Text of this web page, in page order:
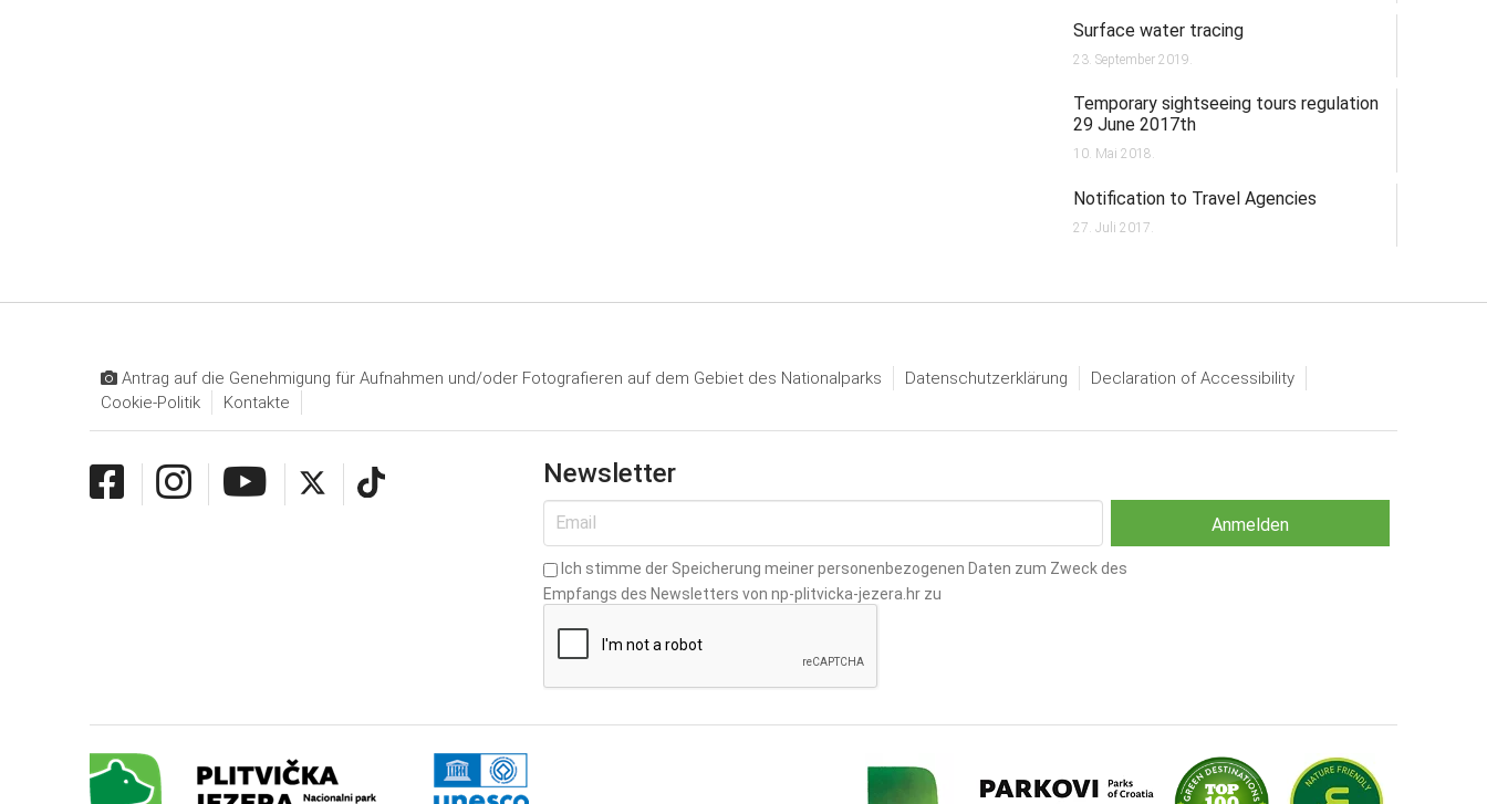
Surface water tracing
23. September 2019.
Temporary sightseeing tours regulation
29 June 2017th
10. Mai 2018.
Notification to Travel Agencies
27. Juli 2017.
Antrag auf die Genehmigung für Aufnahmen und/oder Fotografieren auf dem Gebiet des Nationalparks Datenschutzerklärung
Declaration of Accessibility
Cookie-Politik
Kontakte
Newsletter
Ich stimme der Speicherung meiner personenbezogenen Daten zum Zweck des
Empfangs des Newsletters von np-plitvicka-jezera.hr zu